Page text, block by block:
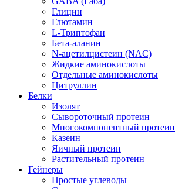
Глицин
Глютамин
L-Триптофан
Бета-аланин
N-ацетилцистеин (NAC)
Жидкие аминокислоты
Отдельные аминокислоты
Цитруллин
Белки
Изолят
Сывороточный протеин
Многокомпонентный протеин
Казеин
Яичный протеин
Растительный протеин
Гейнеры
Простые углеводы